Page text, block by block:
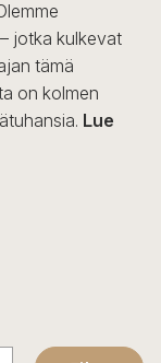
jotka kulkevat
tämä
on kolmen
Lue